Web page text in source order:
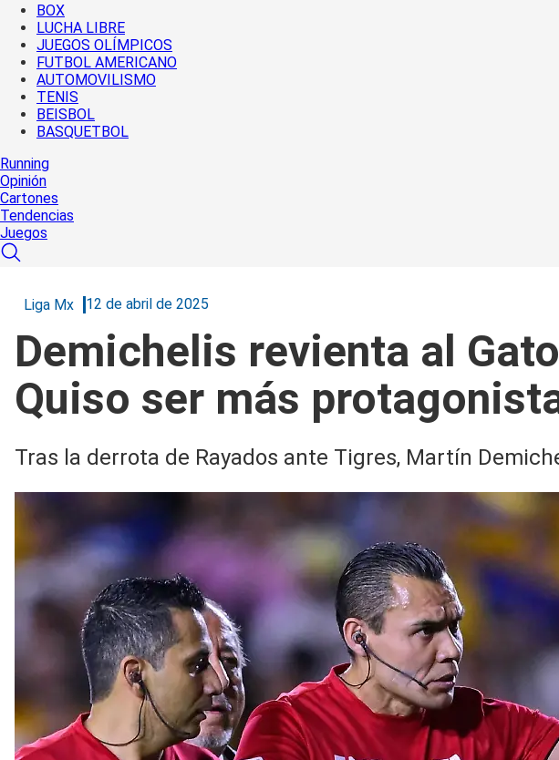
BOX
LUCHA LIBRE
JUEGOS OLÍMPICOS
FUTBOL AMERICANO
AUTOMOVILISMO
TENIS
BEISBOL
BASQUETBOL
Running
Opinión
Cartones
Tendencias
Juegos
Liga Mx 12 de abril de 2025
Demichelis revienta al
Quiso ser más
Tras la derrota de Rayados ante Tigres, Martín